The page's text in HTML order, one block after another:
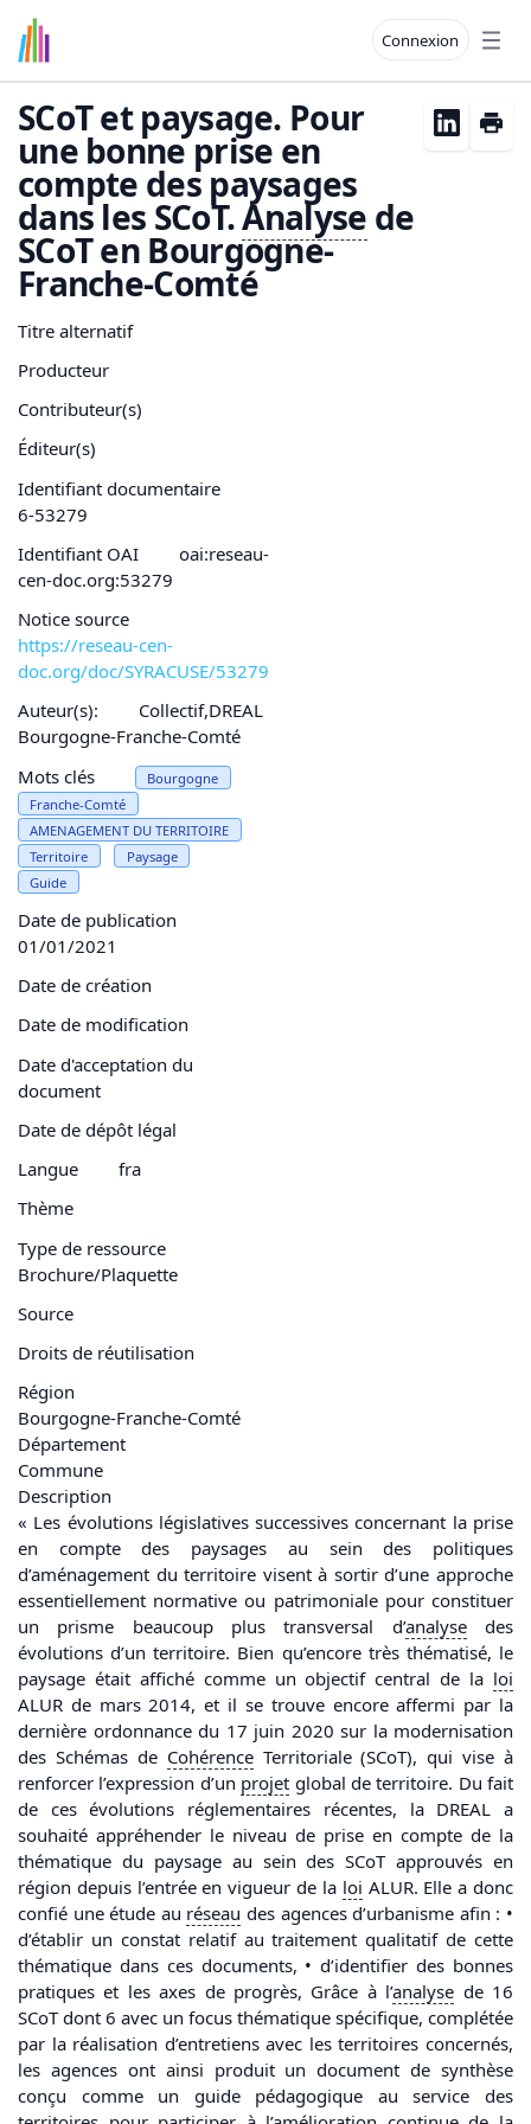
Connexion
SCoT et paysage. Pour
une bonne prise en
compte des paysages
dans les SCoT.Analyse de
SCoT en Bourgogne-
Franche-Comté
Titre alternatif
Producteur
Contributeur(s)
Éditeur(s)
Identifiant documentaire
6-53279
Identifiant OAI
oai:reseau-
cen-doc.org:53279
Notice source
https://reseau-cen-
doc.org/doc/SYRACUSE/53279
Auteur(s):
Collectif,DREAL
Bourgogne-Franche-Comté
Mots clés
Bourgogne
Franche-Comté
AMENAGEMENT DU TERRITOIRE
Territoire
Paysage
Guide
Date de publication
01/01/2021
Date de création
Date de modification
Date d'acceptation du
document
Date de dépôt légal
Langue
fra
Thème
Type de ressource
Brochure/Plaquette
Source
Droits de réutilisation
Région
Bourgogne-Franche-Comté
Département
Commune
Description
« Les évolutions législatives successives concernant la prise
en compte des paysages au sein des politiques
d’aménagement du territoire visent à sortir d’une approche
essentiellement normative ou patrimoniale pour constituer
un prisme beaucoup plus transversal d’analysedes
évolutions d’un territoire. Bien qu’encore très thématisé, le
paysage était affiché comme un objectif central de la loi
ALUR de mars 2014, et il se trouve encore affermi par la
dernière ordonnance du 17 juin 2020 sur la modernisation
des Schémas de CohérenceTerritoriale (SCoT), qui vise à
renforcer l’expression d’un projet global de territoire. Du fait
de ces évolutions réglementaires récentes, la DREAL a
souhaité appréhender le niveau de prise en compte de la
thématique du paysage au sein des SCoT approuvés en
région depuis l’entrée en vigueur de la loi ALUR. Elle a donc
confié une étude au réseau des agences d’urbanisme afin : •
d’établir un constat relatif au traitement qualitatif de cette
thématique dans ces documents, • d’identifier des bonnes
pratiques et les axes de progrès, Grâce à l’analyse de 16
SCoT dont 6 avec un focus thématique spécifique, complétée
par la réalisation d’entretiens avec les territoires concernés,
les agences ont ainsi produit un document de synthèse
conçu comme un guide pédagogique au service des